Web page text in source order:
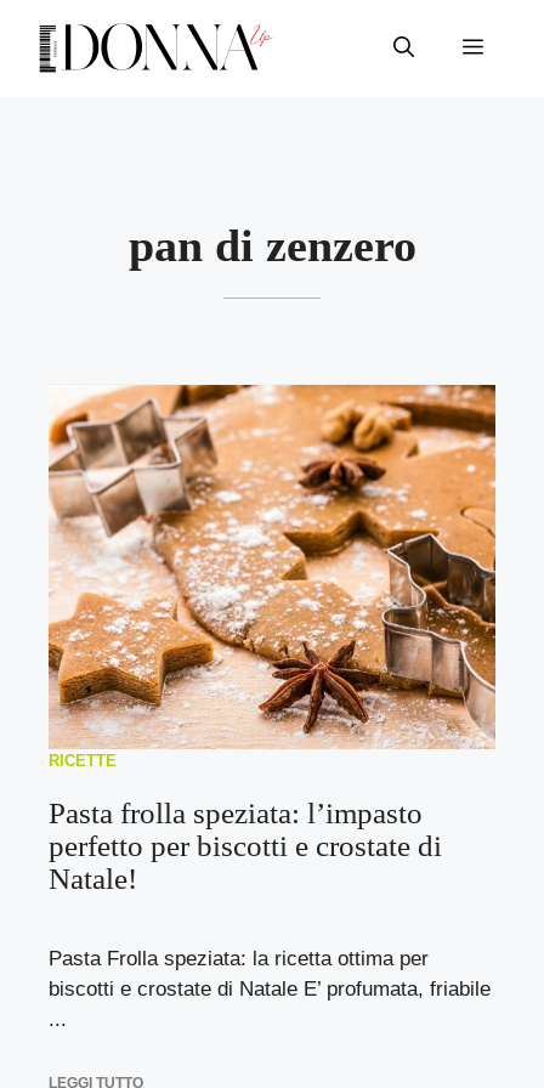
contenuto
Menu
pan di zenzero
RICETTE
Pasta frolla speziata: l’impasto
perfetto per biscotti e crostate di
Natale!
Pasta Frolla speziata: la ricetta ottima per
biscotti e crostate di Natale E’ profumata, friabile
...
LEGGI TUTTO